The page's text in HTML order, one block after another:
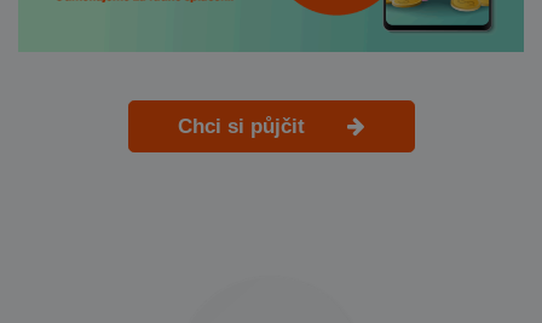
Chci si půjčit